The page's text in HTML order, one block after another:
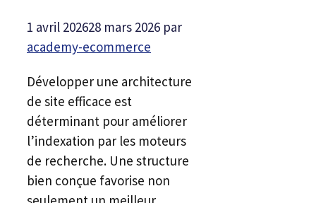
1 avril 202628 mars 2026 par
academy-ecommerce
Développer une architecture
de site efficace est
déterminant pour améliorer
l’indexation par les moteurs
de recherche. Une structure
bien conçue favorise non